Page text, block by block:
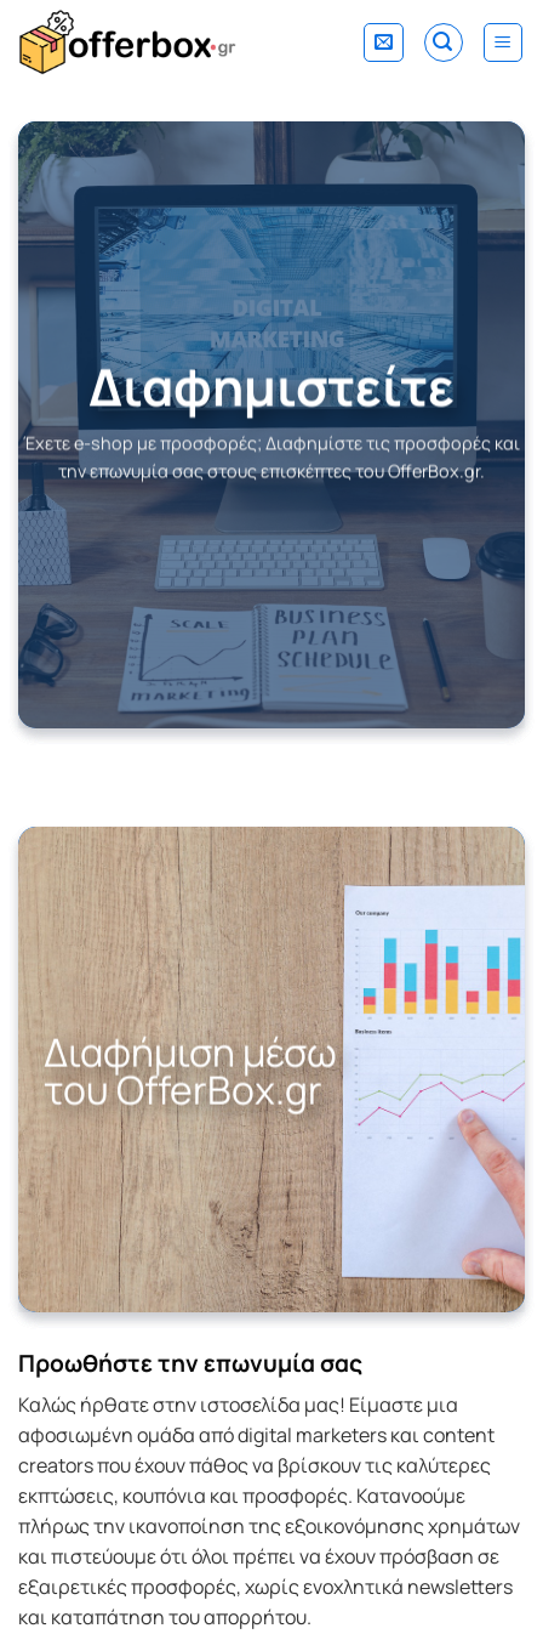
content
Διαφημιστείτε
Έχετε e-shop με προσφορές; Διαφημίστε τις προσφορές και
την επωνυμία σας στους επισκέπτες του OfferBox.gr.
Προωθήστε την επωνυμία σας
Καλώς ήρθατε στην ιστοσελίδα μας! Είμαστε μια
αφοσιωμένη ομάδα από digital marketers και content
creators που έχουν πάθος να βρίσκουν τις καλύτερες
εκπτώσεις, κουπόνια και προσφορές. Κατανοούμε
πλήρως την ικανοποίηση της εξοικονόμησης χρημάτων
και πιστεύουμε ότι όλοι πρέπει να έχουν πρόσβαση σε
εξαιρετικές προσφορές, χωρίς ενοχλητικά newsletters
και καταπάτηση του απορρήτου.
Διαφήμιση μέσω
του OfferBox.gr